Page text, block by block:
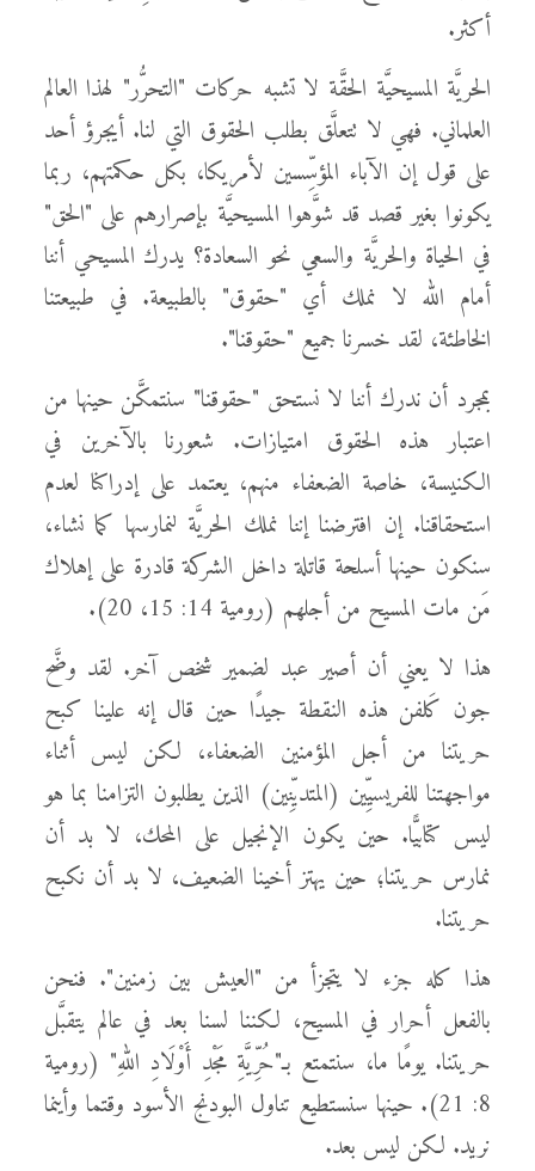
أكثر.
الحريَّة المسيحيَّة الحقَّة لا تشبه حركات "التحرُّر" لهذا العالم
العلماني. فهي لا تتعلَّق بطلب الحقوق التي لنا. أيجرؤ أحد
على قول إن الآباء المؤسِّسين لأمريكا، بكل حكمتهم، ربما
يكونوا بغير قصد قد شوَّهوا المسيحيَّة بإصرارهم على "الحق"
في الحياة والحريَّة والسعي نحو السعادة؟ يدرك المسيحي أننا
أمام الله لا نملك أي "حقوق" بالطبيعة. في طبيعتنا
الخاطئة، لقد خسرنا جميع "حقوقنا".
بمجرد أن ندرك أننا لا نستحق "حقوقنا" سنتمكَّن حينها من
اعتبار هذه الحقوق امتيازات. شعورنا بالآخرين في
الكنيسة، خاصة الضعفاء منهم، يعتمد على إدراكنا لعدم
استحقاقنا. إن افترضنا إننا نملك الحريَّة لنمارسها كما نشاء،
سنكون حينها أسلحة قاتلة داخل الشركة قادرة على إهلاك
مَن مات المسيح من أجلهم (رومية 14: 15، 20).
هذا لا يعني أن أصير عبد لضمير شخص آخر. لقد وضَّح
جون كَلفن هذه النقطة جيدًا حين قال إنه علينا كبح
حريتنا من أجل المؤمنين الضعفاء، لكن ليس أثناء
مواجهتنا للفريسيِّين (المتديِّنين) الذين يطلبون التزامنا بما هو
ليس كتابيًّا. حين يكون الإنجيل على المحك، لا بد أن
نمارس حريتنا؛ حين يهتز أخينا الضعيف، لا بد أن نكبح
حريتنا.
هذا كله جزء لا يتجزأ من "العيش بين زمنين". فنحن
بالفعل أحرار في المسيح، لكننا لسنا بعد في عالم يتقبَّل
حريتنا. يومًا ما، سنتمتع بـ"حُرِّيَّةِ مَجْدِ أَوْلَادِ اللهِ" (رومية
8: 21). حينها سنستطيع تناول البودنج الأسود وقتما وأينما
نريد. لكن ليس بعد.